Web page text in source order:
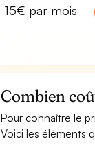
15€ par mois
Combien
Pour connaître le
Voici les éléments